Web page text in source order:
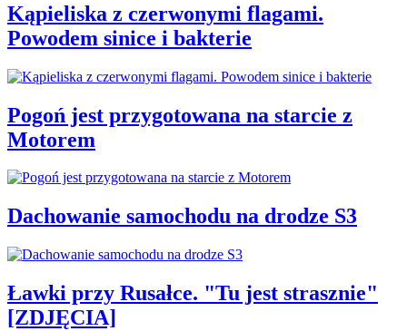
Kąpieliska z czerwonymi flagami.
Powodem sinice i bakterie
Pogoń jest przygotowana na starcie z
Motorem
Dachowanie samochodu na drodze S3
Ławki przy Rusałce. "Tu jest strasznie"
[ZDJĘCIA]